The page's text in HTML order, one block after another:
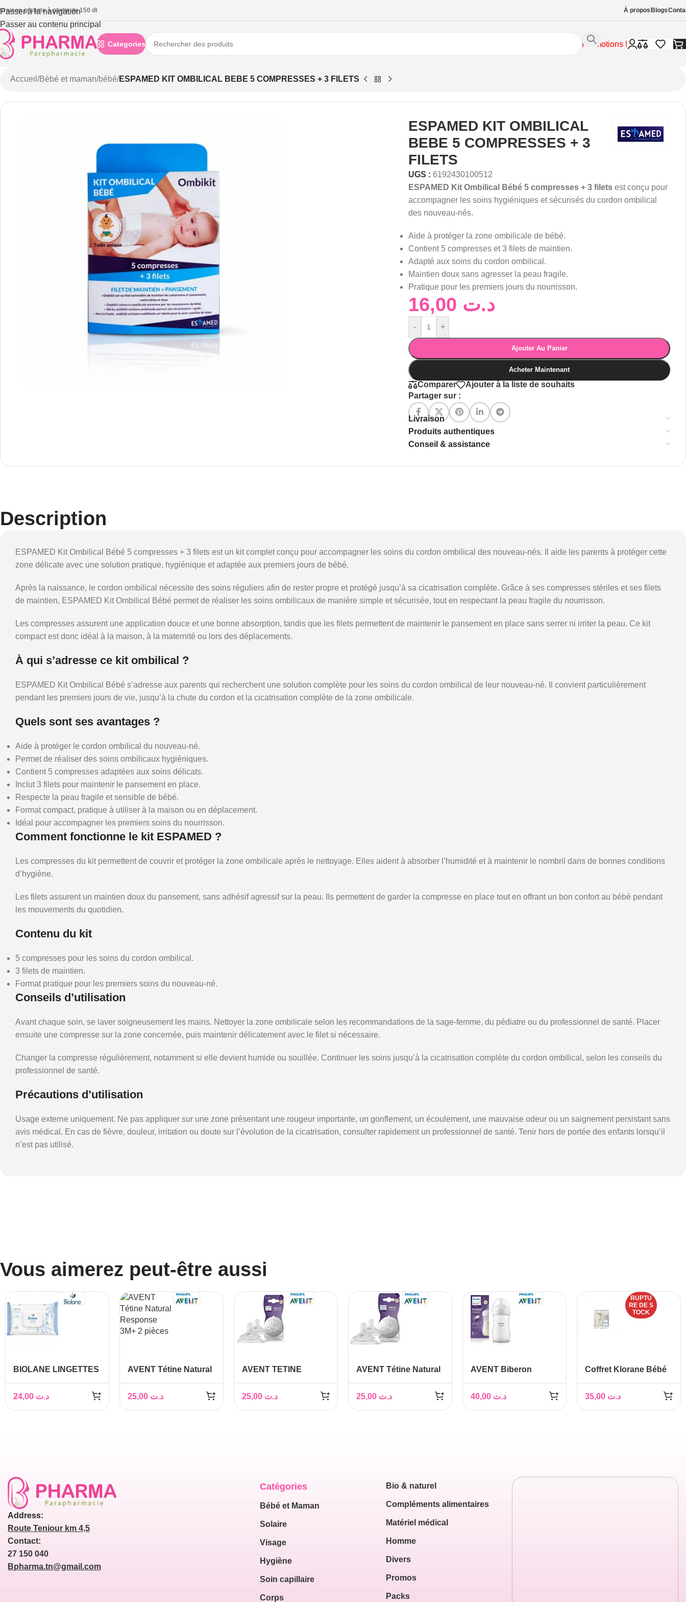
Passer à la navigation
Passer au contenu principal
gratuite à partie de 150 dt À propos Blogs
Categories Promotions !
Accueil /Bébé et maman/bébé/ESPAMED KIT OMBILICAL BEBE 5 COMPRESSES + 3 FILETS
ESPAMED KIT OMBILICAL
BEBE 5 COMPRESSES + 3
FILETS
UGS :6192430100512
ESPAMED Kit Ombilical Bébé 5 compresses + 3 filets est conçu pour
accompagner les soins hygiéniques et sécurisés du cordon ombilical
des nouveau-nés.
Aide à protéger la zone ombilicale de bébé.
Contient 5 compresses et 3 filets de maintien.
Adapté aux soins du cordon ombilical.
Maintien doux sans agresser la peau fragile.
Pratique pour les premiers jours du nourrisson.
د.ت
- +
Ajouter Au Panier
Acheter Maintenant
Comparer
Ajouter à la liste de souhaits
Partager sur :
Livraison
Produits authentiques
Conseil & assistance
Description
ESPAMED Kit Ombilical Bébé 5 compresses + 3 filets est un kit complet conçu pour accompagner les soins du cordon ombilical des nouveau-nés. Il aide les parents à protéger cette
zone délicate avec une solution pratique, hygiénique et adaptée aux premiers jours de bébé.
Après la naissance, le cordon ombilical nécessite des soins réguliers afin de rester propre et protégé jusqu’à sa cicatrisation complète. Grâce à ses compresses stériles et ses filets
de maintien, ESPAMED Kit Ombilical Bébé permet de réaliser les soins ombilicaux de manière simple et sécurisée, tout en respectant la peau fragile du nourrisson.
Les compresses assurent une application douce et une bonne absorption, tandis que les filets permettent de maintenir le pansement en place sans serrer ni irriter la peau. Ce kit
compact est donc idéal à la maison, à la maternité ou lors des déplacements.
À qui s’adresse ce kit ombilical ?
ESPAMED Kit Ombilical Bébé s’adresse aux parents qui recherchent une solution complète pour les soins du cordon ombilical de leur nouveau-né. Il convient particulièrement
pendant les premiers jours de vie, jusqu’à la chute du cordon et la cicatrisation complète de la zone ombilicale.
Quels sont ses avantages ?
Aide à protéger le cordon ombilical du nouveau-né.
Permet de réaliser des soins ombilicaux hygiéniques.
Contient 5 compresses adaptées aux soins délicats.
Inclut 3 filets pour maintenir le pansement en place.
Respecte la peau fragile et sensible de bébé.
Format compact, pratique à utiliser à la maison ou en déplacement.
Idéal pour accompagner les premiers soins du nourrisson.
Comment fonctionne le kit ESPAMED ?
Les compresses du kit permettent de couvrir et protéger la zone ombilicale après le nettoyage. Elles aident à absorber l’humidité et à maintenir le nombril dans de bonnes conditions
d’hygiène.
Les filets assurent un maintien doux du pansement, sans adhésif agressif sur la peau. Ils permettent de garder la compresse en place tout en offrant un bon confort au bébé pendant
les mouvements du quotidien.
Contenu du kit
5 compresses pour les soins du cordon ombilical.
3 filets de maintien.
Format pratique pour les premiers soins du nouveau-né.
Conseils d’utilisation
Avant chaque soin, se laver soigneusement les mains. Nettoyer la zone ombilicale selon les recommandations de la sage-femme, du pédiatre ou du professionnel de santé. Placer
ensuite une compresse sur la zone concernée, puis maintenir délicatement avec le filet si nécessaire.
Changer la compresse régulièrement, notamment si elle devient humide ou souillée. Continuer les soins jusqu’à la cicatrisation complète du cordon ombilical, selon les conseils du
professionnel de santé.
Précautions d’utilisation
Usage externe uniquement. Ne pas appliquer sur une zone présentant une rougeur importante, un gonflement, un écoulement, une mauvaise odeur ou un saignement persistant sans
avis médical. En cas de fièvre, douleur, irritation ou doute sur l’évolution de la cicatrisation, consulter rapidement un professionnel de santé. Tenir hors de portée des enfants lorsqu’il
n’est pas utilisé.
Vous aimerez peut-être aussi
BIOLANE LINGETTES
TOILETTE SENSITIVE
72 PIECES
د.ت
AVENT Tétine Natural
pièces
د.ت
AVENT TETINE
0M REF SCY961/02
د.ت
AVENT Tétine Natural
pièces
د.ت
AVENT Biberon
avec tétine
د.ت
RUPTU
RE DE S
TOCK
Coffret Klorane Bébé
Parfumée + Lapin
د.ت
Address:
Route Teniour km 4,5
Contact:
27 150 040
Bpharma.tn@gmail.com
Catégories
Bébé et Maman
Solaire
Visage
Hygiène
Soin capillaire
Corps
Bio & naturel
Compléments alimentaires
Matériel médical
Homme
Divers
Promos
Packs